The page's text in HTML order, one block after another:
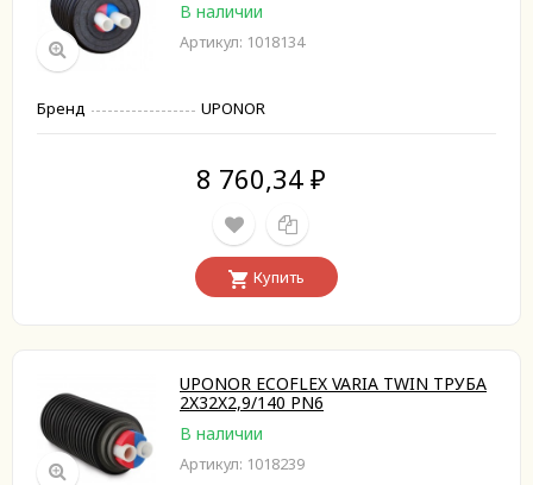
В наличии
Артикул: 1018134
Бренд UPONOR
8 760,34 ₽
Купить
UPONOR ECOFLEX VARIA TWIN ТРУБА
2X32X2,9/140 PN6
В наличии
Артикул: 1018239